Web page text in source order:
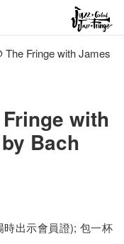
The Fringe with James
with
Bach
時出示會員證); 包一杯